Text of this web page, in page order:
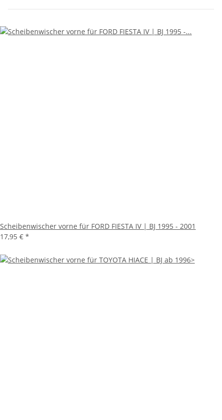
Scheibenwischer vorne für FORD FIESTA IV | BJ 1995 - 2001
17,95 € *